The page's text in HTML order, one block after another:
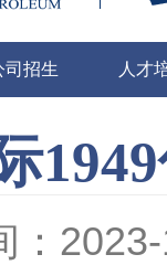
司招生 人才
：